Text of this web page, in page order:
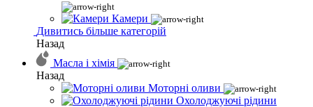
Камери
Дивитись більше категорій
Назад
Масла і хімія
Назад
Моторні оливи
Охолоджуючі рідини